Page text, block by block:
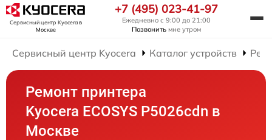
Сервисный центр Kyoceraв
Москве
+7 (495) 023-41-97
Ежедневно с 9:00 до 21:00
Позвонить мне утром
Сервисный центр Kyocera Каталог устройств
Ремонт принтера
Kyocera ECOSYS P5026cdn в
Москве